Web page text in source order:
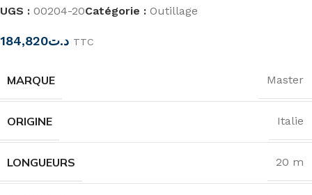
UGS : 00204-20Catégorie : Outillage
د.ت184,820 TTC
MARQUE Master
ORIGINE Italie
LONGUEURS 20 m